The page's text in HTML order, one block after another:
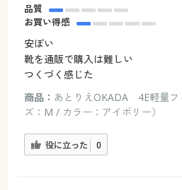
品質
お買い得感
安ぽい
靴を通販で購入は難しい
つくづく感じた
商品： あとりえOKADA 4E軽量フ
ズ：M / カラー：アイボリー）
役に立った 0